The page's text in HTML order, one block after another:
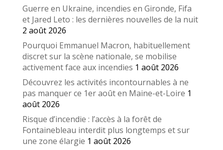
Guerre en Ukraine, incendies en Gironde, Fifa
et Jared Leto : les dernières nouvelles de la nuit
2 août 2026
Pourquoi Emmanuel Macron, habituellement
discret sur la scène nationale, se mobilise
activement face aux incendies 1 août 2026
Découvrez les activités incontournables à ne
pas manquer ce 1er août en Maine-et-Loire 1
août 2026
Risque d’incendie : l’accès à la forêt de
Fontainebleau interdit plus longtemps et sur
une zone élargie 1 août 2026